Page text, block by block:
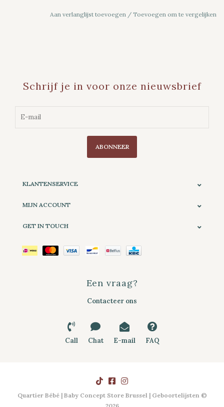
Aan verlanglijst toevoegen / Toevoegen om te vergelijken
Schrijf je in voor onze nieuwsbrief
ABONNEER
KLANTENSERVICE
MIJN ACCOUNT
GET IN TOUCH
Een vraag?
Contacteer ons
Call Chat E-mail FAQ
Quartier Bébé | Baby Concept Store Brussel | Geboortelijsten ©